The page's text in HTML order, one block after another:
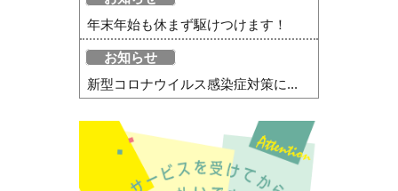
年末年始も休まず駆けつけます！
お知らせ
新型コロナウイルス感染症対策に...